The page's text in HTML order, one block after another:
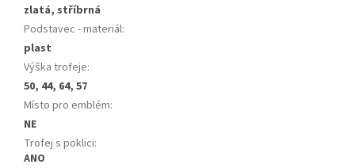
zlatá, stříbrná
Podstavec - materiál:
plast
Výška trofeje:
50, 44, 64, 57
Místo pro emblém:
NE
Trofej s poklici:
ANO